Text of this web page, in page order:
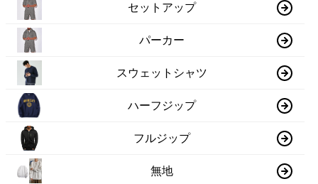
セットアップ
パーカー
スウェットシャツ
ハーフジップ
フルジップ
無地